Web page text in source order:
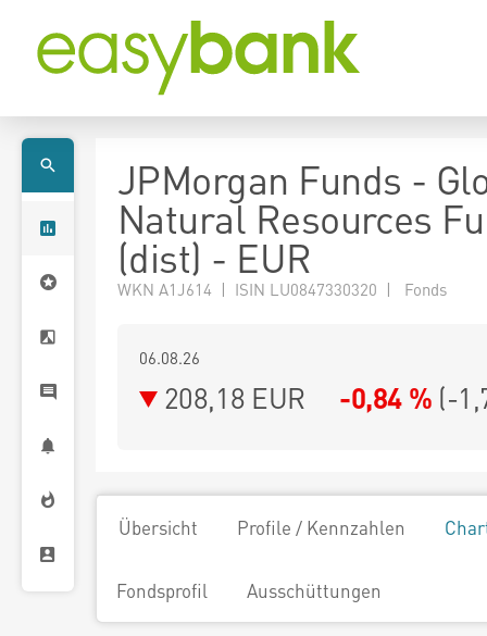
JPMorgan Funds -
Natural Resources
(dist) - EUR
WKN A1J614 | ISIN LU0847330320 | Fonds
06.08.26
208,18 EUR -0,84 % (-
Übersicht Profile / Kennzahlen
Fondsprofil Ausschüttungen